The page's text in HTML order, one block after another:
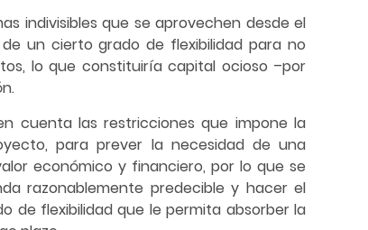
indivisibles que se aprovechen desde el
un cierto grado de flexibilidad para no
lo que constituiría capital ocioso –por
cuenta las restricciones que impone la
para prever la necesidad de una
económico y financiero, por lo que se
razonablemente predecible y hacer el
de flexibilidad que le permita absorber la